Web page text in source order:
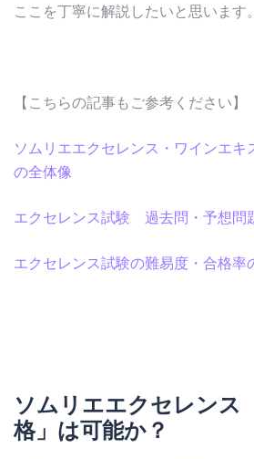
ここを丁寧に解説したいと思います。
【こちらの記事もご参考ください】
ソムリエエクセレンス・ワインエキ
の全体像
エクセレンス試験 過去問・予想問
エクセレンス試験の難易度・合格率
ソムリエエクセレン
格」は可能か？